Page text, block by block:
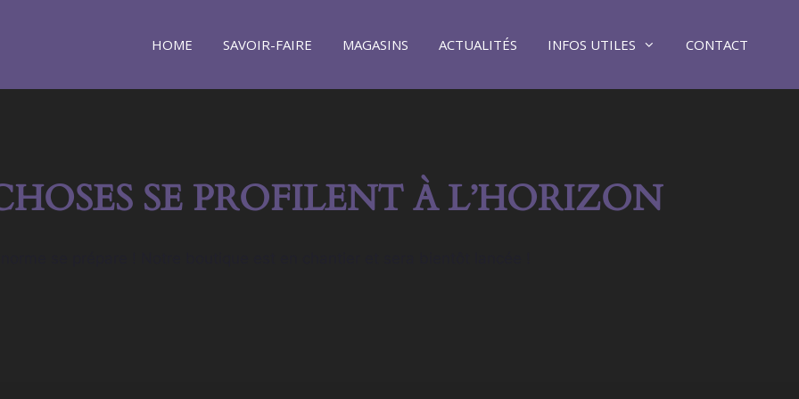
HOME SAVOIR-FAIRE MAGASINS ACTUALITÉS INFOS UTILES CONTACT
SE PROFILENT À L’HORIZON